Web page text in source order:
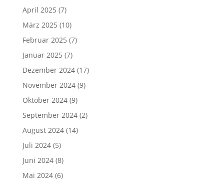
April 2025 (7)
März 2025 (10)
Februar 2025 (7)
Januar 2025 (7)
Dezember 2024(17)
November 2024(9)
Oktober 2024(9)
September 2024(2)
August 2024(14)
Juli 2024(5)
Juni 2024(8)
Mai 2024(6)